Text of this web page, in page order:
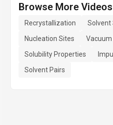
Browse More Videos
Recrystallization Solvent
Nucleation Sites
Solubility Properties
Solvent Pairs